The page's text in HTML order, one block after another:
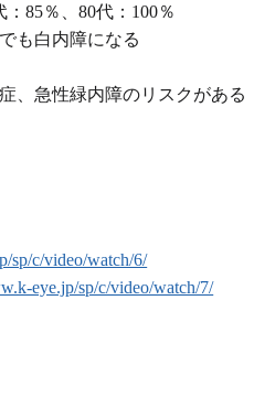
85％、80代：100％
も白内障になる
、急性緑内障のリスクがある
sp/c/video/watch/6/
eye.jp/sp/c/video/watch/7/